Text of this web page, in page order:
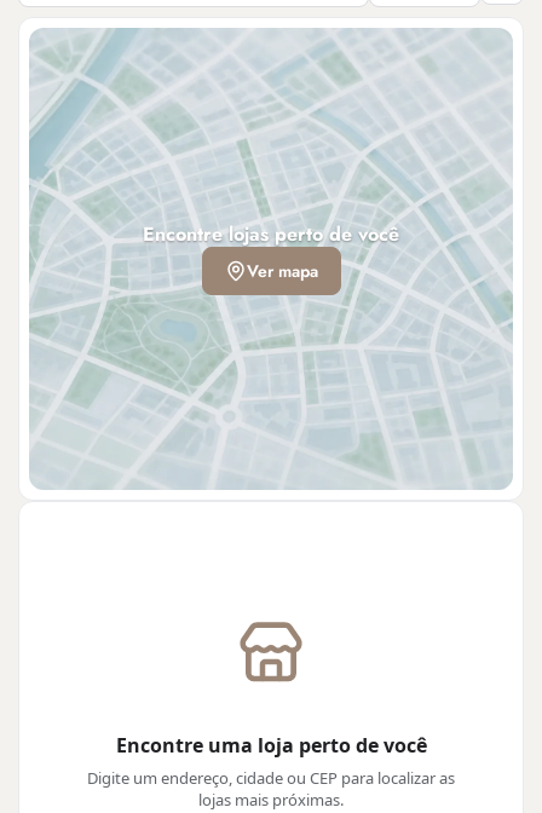
Encontre uma loja perto de você
Digite um endereço, cidade ou CEP para localizar as
lojas mais próximas.
Encontre lojas perto de você
Ver mapa